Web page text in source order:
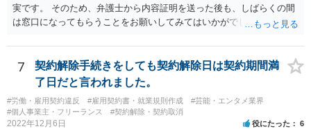
いた部分は開発完了しているということですから、その部分に相当す
る請負代金は請求できる可能性があります。 ただし、当該開発完了部
以上で、より個別的なお話は、詳しい契約内容や開発内容を知る必要
がありますので、正式に弁護士に相談することも検討された方がよい
と思います。
実です。 そのため、弁護士から内容証明を送った後も、しばらくの間
は窓口になってもらうことをお願いしてみてはいかがでしょうか。 そ
口（弁護士に）言ってください」とだけお伝えし、それ以外には一切
応じないという姿勢をとることができるため、スタッフの方の負担軽
減を図れると思います。 大変な状況かと思いますが、ご参考になりま
したら幸いです。
7
契約解除手続きをしても契約解除日は契約期間満
了日だと言われました。
#労働・雇用契約違反 #雇用契約書・就業規則作成
#芸能・エンタメ業界
#個人事業主・フリーランス
#契約解除・契約取消
2022年12月6日 役にたった 6